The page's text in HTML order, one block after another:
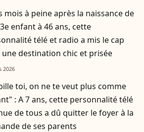
mois à peine après la naissance de
enfant à 46 ans, cette
télé et radio a mis le cap
une destination chic et prisée
2026
toi, on ne te veut plus comme
: A 7 ans, cette personnalité télé
de tous a dû quitter le foyer à la
de ses parents